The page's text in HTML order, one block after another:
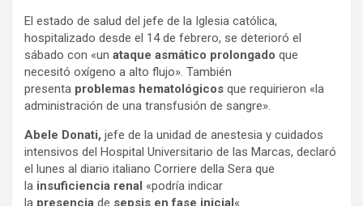
El estado de salud del jefe de la Iglesia católica,
hospitalizado desde el 14 de febrero, se deterioró el
sábado con «un ataque asmático prolongado que
necesitó oxígeno a alto flujo». También
presenta problemas hematológicos que requirieron «la
administración de una transfusión de sangre».
Abele Donati, jefe de la unidad de anestesia y cuidados
intensivos del Hospital Universitario de las Marcas, declaró
el lunes al diario italiano Corriere della Sera que
la insuficiencia renal «podría indicar
la presencia de sepsis en fase inicial«.